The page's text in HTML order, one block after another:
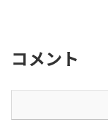
コメント